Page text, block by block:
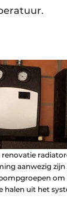
renovatie
aanwezig
halen uit het